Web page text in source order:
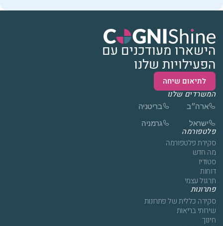
הישארו מעודכנים עם
הפעילויות שלנו
לתיאום שיחה
המשרדים שלנו
ארה״ב
בריטניה
ישראל
גרמניה
פלטפורמה
סקירת פלטפורמה
מה חדש
סטודיו
דוחות
תרגול עצמי
פתרונות
סקירה כללית של פתרונות
שירותי בריאות
חינוך